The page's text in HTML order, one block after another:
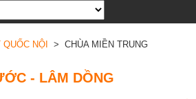
QUỐC NỘI > CHÙA MIỀN TRUNG
- LÂM DỒNG